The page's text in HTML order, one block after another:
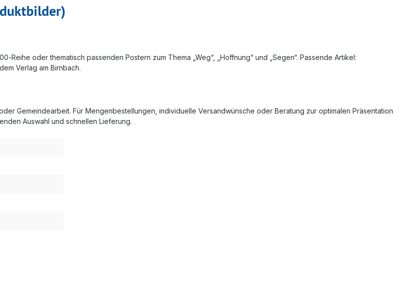
oder thematisch passenden Postern zum Thema „Weg“, „Hoffnung“ und „Segen“. Passende Artikel:
Verlag am Birnbach.
Gemeindearbeit. Für Mengenbestellungen, individuelle Versandwünsche oder Beratung zur optimalen Präsentation
Auswahl und schnellen Lieferung.